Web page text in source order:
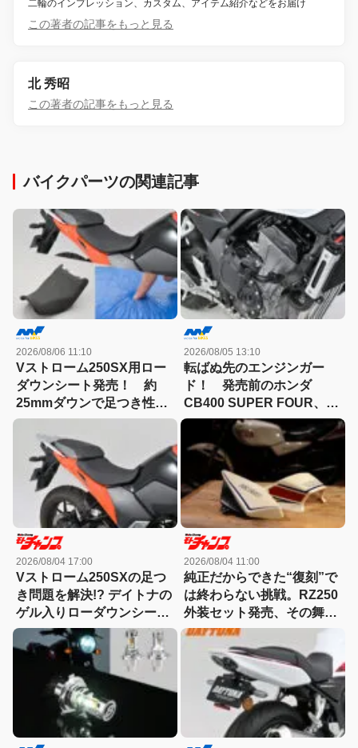
二輪のインプレッション、カスタム、アイテム紹介などをお届け
この著者の記事をもっと見る
北 秀昭
この著者の記事をもっと見る
バイクパーツの関連記事
2026/08/06 11:10
Vストローム250SX用ロー
ダウンシート発売！ 約
25mmダウンで足つき性と
快適性を両立
2026/08/05 13:10
転ばぬ先のエンジンガー
ド！ 発売前のホンダ
CB400 SUPER FOUR、デ
イトナから早くもパーツ７
種類が登場です。
2026/08/04 17:00
Vストローム250SXの足つ
き問題を解決!? デイトナの
ゲル入りローダウンシート
が気になる！
2026/08/04 11:00
純正だからできた“復刻”で
は終わらない挑戦。RZ250
外装セット発売、その舞台
裏とは?